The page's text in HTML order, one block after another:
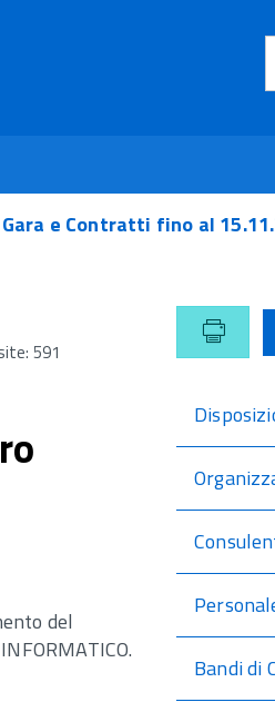
e Contratti fino al
591
del
Bandi di